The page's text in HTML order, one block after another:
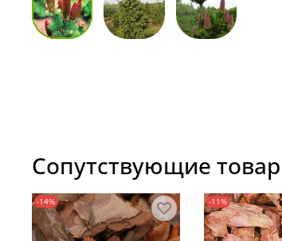
Сопутствующие
-14% -11%